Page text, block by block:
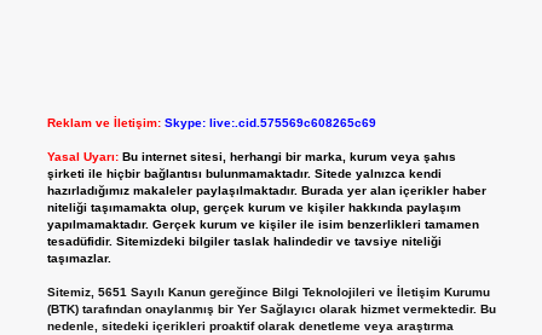
Reklam ve İletişim: Skype: live:.cid.575569c608265c69
Yasal Uyarı: Bu internet sitesi, herhangi bir marka, kurum veya şahıs
şirketi ile hiçbir bağlantısı bulunmamaktadır. Sitede yalnızca kendi
hazırladığımız makaleler paylaşılmaktadır. Burada yer alan içerikler haber
niteliği taşımamakta olup, gerçek kurum ve kişiler hakkında paylaşım
yapılmamaktadır. Gerçek kurum ve kişiler ile isim benzerlikleri tamamen
tesadüfidir. Sitemizdeki bilgiler taslak halindedir ve tavsiye niteliği
taşımazlar.
Sitemiz, 5651 Sayılı Kanun gereğince Bilgi Teknolojileri ve İletişim Kurumu
(BTK) tarafından onaylanmış bir Yer Sağlayıcı olarak hizmet vermektedir. Bu
nedenle, sitedeki içerikleri proaktif olarak denetleme veya araştırma